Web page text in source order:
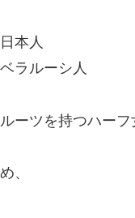
本人
ラルーシ人
ーツを持つハーフ
、